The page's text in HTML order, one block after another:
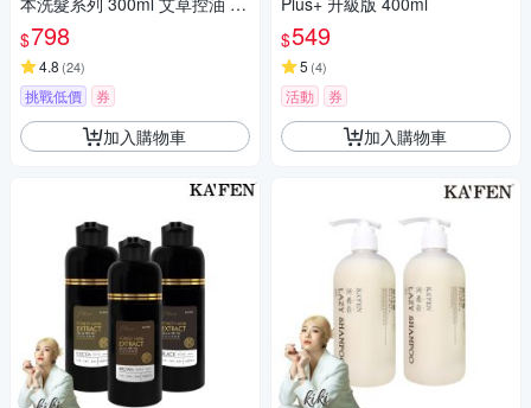
膽護色 芍藥去屑 呵護細軟髮
$798
4.8 (24)
挑戰低價 券
加入購物車
$549
5 (4)
活動 券
加入購物車